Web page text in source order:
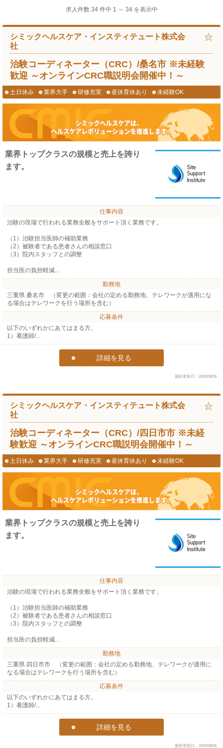
求人件数 34 件中 1 ～ 34 を表示中
シミックヘルスケア・インスティテュート株式会
社
治験コーディネーター（CRC）/桑名市 ※未経験
歓迎 ～オンラインCRC職説明会開催中！～
土日休み 業界大手 研修充実 産休育休あり 未経験OK
業界トップクラスの規模と売上を誇り
ます。
仕事内容
治験の現場で行われる業務全般をサポート頂く業務です。
（1）治験担当医師の補助業務
（2）被験者である患者さんの相談窓口
（3）院内スタッフとの調整
担当医の負担軽減...
勤務地
三重県 桑名市 （変更の範囲：会社の定める勤務地、テレワークが適用にな
る場合はテレワークを行う場所を含む）
応募条件
以下のいずれかにあてはまる方。
1）看護師/...
詳細を見る
最終更新日：2026/08/06
シミックヘルスケア・インスティテュート株式会
社
治験コーディネーター（CRC）/四日市市 ※未経
験歓迎 ～オンラインCRC職説明会開催中！～
土日休み 業界大手 研修充実 産休育休あり 未経験OK
業界トップクラスの規模と売上を誇り
ます。
仕事内容
治験の現場で行われる業務全般をサポート頂く業務です。
（1）治験担当医師の補助業務
（2）被験者である患者さんの相談窓口
（3）院内スタッフとの調整
担当医の負担軽減...
勤務地
三重県 四日市市 （変更の範囲：会社の定める勤務地、テレワークが適用に
なる場合はテレワークを行う場所を含む）
応募条件
以下のいずれかにあてはまる方。
1）看護師/...
詳細を見る
最終更新日：2026/08/06